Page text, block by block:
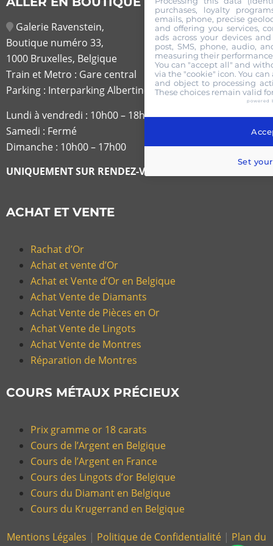
Galerie Ravenstein,
Boutique numéro 33,
1000 Bruxelles, Belgique
Train et Metro : Gare central
Parking : Interparking Albertine
Lundi à vendredi : 10h00 – 18h30
Samedi : Fermé
Dimanche : 10h00 – 17h00
UNIQUEMENT SUR RENDEZ-VOUS
ACHAT ET VENTE
Rachat d’Or
Achat et vente d’Or
Achat et Vente d’Or en Belgique
Achat Vente de Diamants
Achat Vente de Pièces en Or
Achat Vente de Lingots
Achat Vente de Montres
Réparation de Montres
COURS MÉTAUX PRÉCIEUX
Prix gramme or 18 carats
Cours de l’Argent en Belgique
Cours de l’Argent en France
Cours des Lingots d’or Belgique
Cours du Diamant en Belgique
Cours du Krugerrand en Belgique
Mentions Légales | Politique de Confidentialité | Plan du
purchases, loyalty
emails, phone, precise
and offering you services,
ads across your devices
post, SMS, phone, audio,
measuring their
You can "accept all" and
via the "cookie" icon. You
and object to processing
These choices remain valid
powered
Set